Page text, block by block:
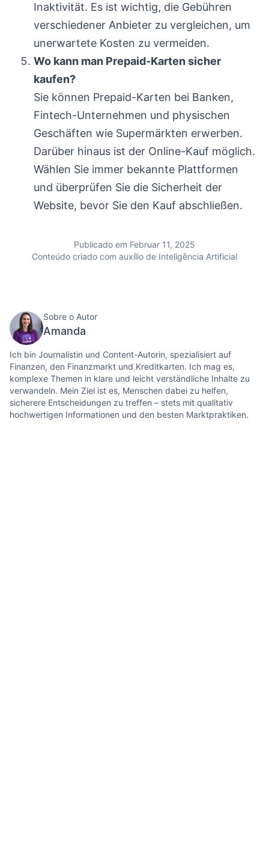
Inaktivität. Es ist wichtig, die Gebühren
verschiedener Anbieter zu vergleichen, um
unerwartete Kosten zu vermeiden.
Wo kann man Prepaid-Karten sicher
kaufen?
Sie können Prepaid-Karten bei Banken,
Fintech-Unternehmen und physischen
Geschäften wie Supermärkten erwerben.
Darüber hinaus ist der Online-Kauf möglich.
Wählen Sie immer bekannte Plattformen
und überprüfen Sie die Sicherheit der
Website, bevor Sie den Kauf abschließen.
Publicado em Februar 11, 2025
Conteúdo criado com auxílio de Inteligência Artificial
Sobre o Autor
Amanda
Ich bin Journalistin und Content-Autorin, spezialisiert auf
Finanzen, den Finanzmarkt und Kreditkarten. Ich mag es,
komplexe Themen in klare und leicht verständliche Inhalte zu
verwandeln. Mein Ziel ist es, Menschen dabei zu helfen,
sicherere Entscheidungen zu treffen – stets mit qualitativ
hochwertigen Informationen und den besten Marktpraktiken.